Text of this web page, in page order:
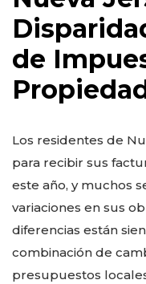
de
Los residentes de
para recibir sus
este año, y muchos
variaciones en sus
diferencias están
combinación de
presupuestos